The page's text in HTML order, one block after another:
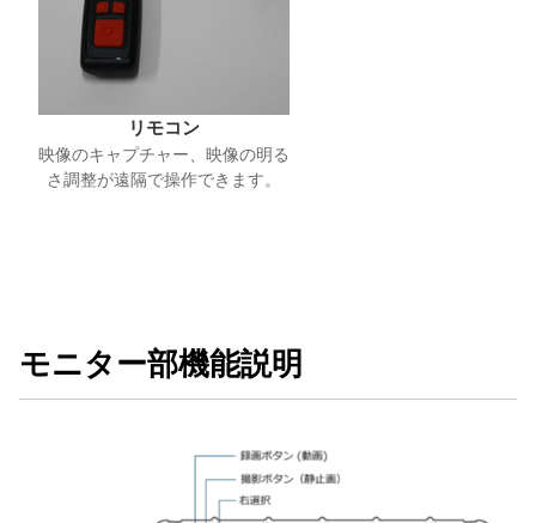
リモコン
映像のキャプチャー、映像の明る
さ調整が遠隔で操作できます。
モニター部機能説明